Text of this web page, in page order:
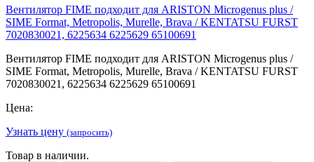
Вентилятор FIME подходит для ARISTON Microgenus plus /
SIME Format, Metropolis, Murelle, Brava / KENTATSU FURST
7020830021, 6225634 6225629 65100691
Вентилятор FIME подходит для ARISTON Microgenus plus /
SIME Format, Metropolis, Murelle, Brava / KENTATSU FURST
7020830021, 6225634 6225629 65100691
Цена:
Узнать цену (запросить)
Товар в наличии.